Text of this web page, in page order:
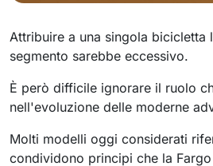
Attribuire a una singola bicicletta
segmento sarebbe eccessivo.
È però difficile ignorare il ruolo
nell'evoluzione delle moderne
Molti modelli oggi considerati
condividono principi che la